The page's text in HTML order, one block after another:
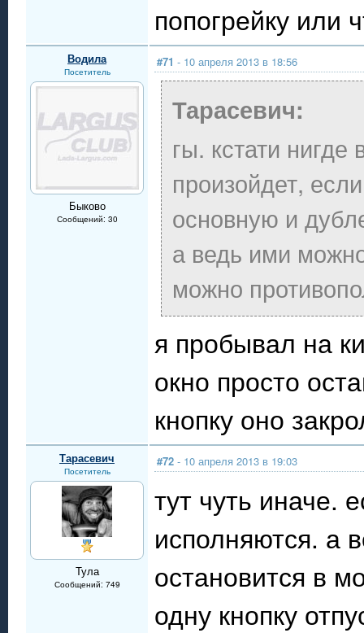
попогрейку или
Водила
Посетитель
Быково
Сообщений: 30
#71 - 10 апреля 2013 в 18:56
Тарасевич:
гы. кстати нигде
произойдет,
основную и
а ведь ими
можно
я пробывал на
окно просто
кнопку оно
Тарасевич
Посетитель
Тула
Сообщений: 749
#72 - 10 апреля 2013 в 19:03
тут чуть иначе.
исполняются. а
остановится в
одну кнопку